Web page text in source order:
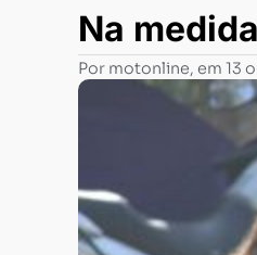
Na
Por motonline, em 13